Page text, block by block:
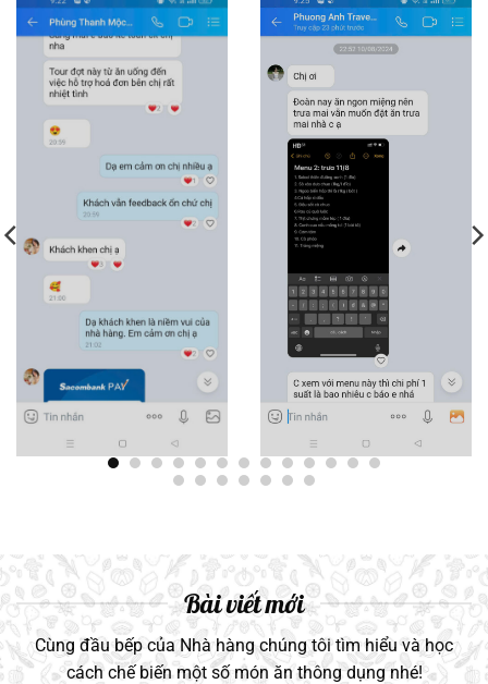
Bài viết mới
Cùng đầu bếp của Nhà hàng chúng tôi tìm hiểu và học
cách chế biến một số món ăn thông dụng nhé!